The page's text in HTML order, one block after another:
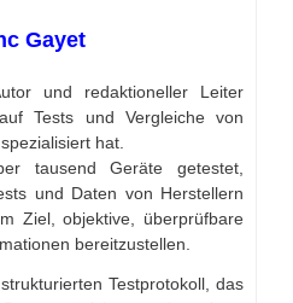
Gayet
und redaktioneller Leiter
Tests und Vergleiche von
hat.
tausend Geräte getestet,
und Daten von Herstellern
Ziel, objektive, überprüfbare
bereitzustellen.
Testprotokoll, das